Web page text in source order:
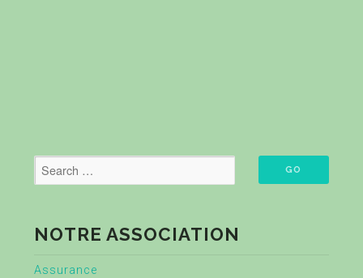
NOTRE ASSOCIATION
Assurance